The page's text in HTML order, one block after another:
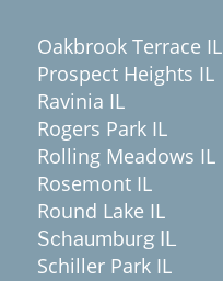
Oakbrook Terrace IL
Prospect Heights IL
Ravinia IL
Rogers Park IL
Rolling Meadows IL
Rosemont IL
Round Lake IL
Schaumburg IL
Schiller Park IL